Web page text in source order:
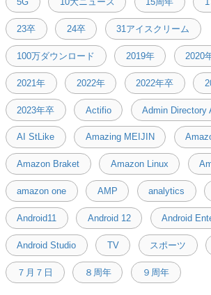
23卒 24卒 31アイスクリーム
100万ダウンロード 2019年 2020
2021年 2022年 2022年卒
2023年卒 Actifio Admin Directory
AI StLike Amazing MEIJIN
Amazon Braket Amazon Linux
amazon one AMP analytics
Android11 Android 12 Android
Android Studio TV スポーツ
７月７日 ８周年 ９周年